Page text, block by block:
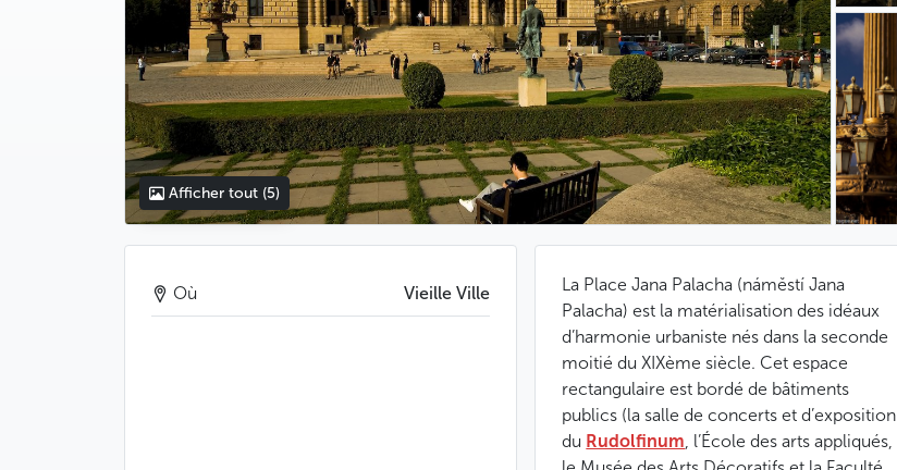
Afficher tout (5)
La Place Jana Palacha (náměstí Jana
Palacha) est la matérialisation des idéaux
d’harmonie urbaniste nés dans la seconde
moitié du XIXème siècle. Cet espace
rectangulaire est bordé de bâtiments
publics (la salle de concerts et d’exposition
du Rudolfinum, l’École des arts appliqués,
Où Vieille Ville